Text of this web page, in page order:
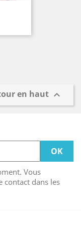
en haut 
Vous
contact dans les